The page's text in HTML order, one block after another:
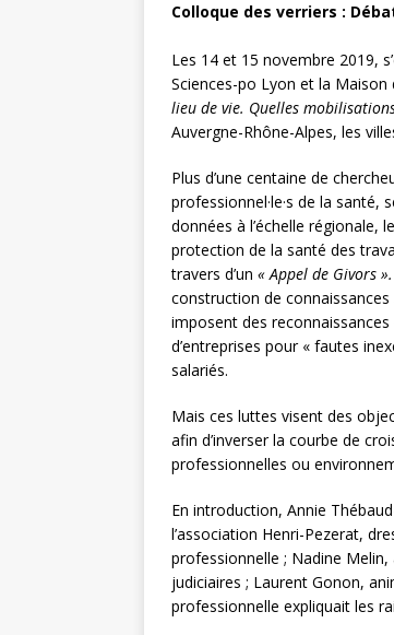
Colloque des verriers :
Les 14 et 15 novembre 2019,
Sciences-po Lyon et la Maison
lieu de vie. Quelles
Auvergne-Rhône-Alpes, les
Plus d’une centaine de
professionnel·le·s de la
données à l’échelle régionale,
protection de la santé des
travers d’un « Appel de Givors ».
construction de
imposent des
d’entreprises pour « fautes
salariés.
Mais ces luttes visent des
afin d’inverser la courbe de
professionnelles ou
En introduction, Annie
l’association Henri-Pezerat,
professionnelle ; Nadine
judiciaires ; Laurent Gonon,
professionnelle expliquait les